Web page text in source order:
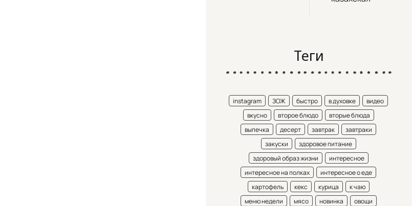
Теги
instagram ЗОЖ быстро в духовке
видео
вкусно
второе блюдо
вторые блюда
выпечка
десерт завтрак
завтраки
закуски
здоровое питание
здоровый образ жизни
интересное
интересное на полках
интересное о еде
картофель
кекс курица
к чаю
меню недели
мясо новинка
овощи